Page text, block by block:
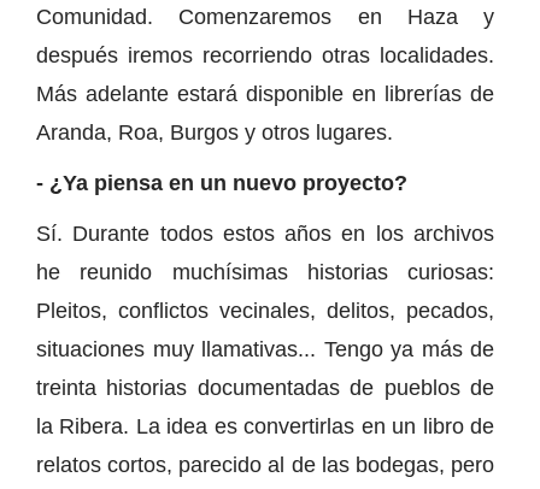
Comunidad. Comenzaremos en Haza y
después iremos recorriendo otras localidades.
Más adelante estará disponible en librerías de
Aranda, Roa, Burgos y otros lugares.
- ¿Ya piensa en un nuevo proyecto?
Sí. Durante todos estos años en los archivos
he reunido muchísimas historias curiosas:
Pleitos, conflictos vecinales, delitos, pecados,
situaciones muy llamativas... Tengo ya más de
treinta historias documentadas de pueblos de
la Ribera. La idea es convertirlas en un libro de
relatos cortos, parecido al de las bodegas, pero